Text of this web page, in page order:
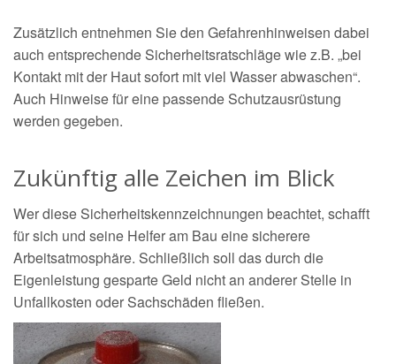
Zusätzlich entnehmen Sie den Gefahrenhinweisen dabei
auch entsprechende Sicherheitsratschläge wie z.B. „bei
Kontakt mit der Haut sofort mit viel Wasser abwaschen“.
Auch Hinweise für eine passende Schutzausrüstung
werden gegeben.
Zukünftig alle Zeichen im Blick
Wer diese Sicherheitskennzeichnungen beachtet, schafft
für sich und seine Helfer am Bau eine sicherere
Arbeitsatmosphäre. Schließlich soll das durch die
Eigenleistung gesparte Geld nicht an anderer Stelle in
Unfallkosten oder Sachschäden fließen.